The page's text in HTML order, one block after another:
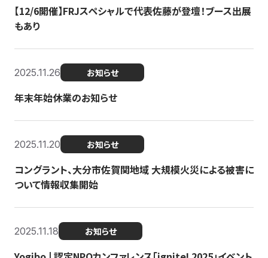
【12/6開催】FRJスペシャルで代表佐藤が登壇！ブース出展
もあり
2025.11.26 お知らせ
年末年始休業のお知らせ
2025.11.20 お知らせ
コングラント、大分市佐賀関地域 大規模火災による被害に
ついて情報収集開始
2025.11.18 お知らせ